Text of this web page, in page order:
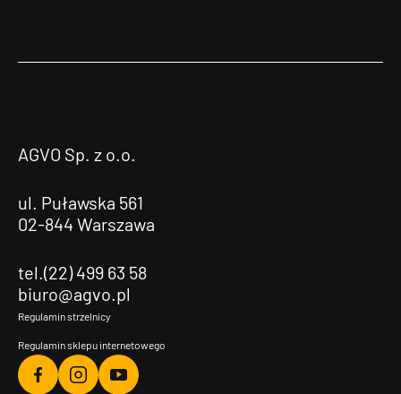
AGVO Sp. z o.o.
ul. Puławska 561
02-844 Warszawa
tel.(22) 499 63 58
biuro@agvo.pl
Regulamin strzelnicy
Regulamin sklepu internetowego
Agvo
Agvo
Agvo